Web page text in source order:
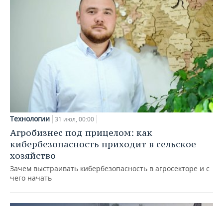
Технологии 31 июл, 00:00
Агробизнес под прицелом: как
кибербезопасность приходит в сельское
хозяйство
Зачем выстраивать кибербезопасность в агросекторе и с
чего начать